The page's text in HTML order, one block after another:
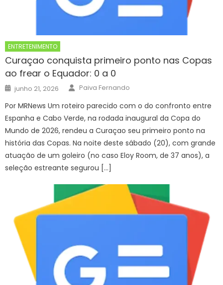
ENTRETENIMENTO
Curaçao conquista primeiro ponto nas Copas
ao frear o Equador: 0 a 0
Posted
on
junho 21, 2026 Author
Paiva Fernando
Por MRNews Um roteiro parecido com o do confronto entre
Espanha e Cabo Verde, na rodada inaugural da Copa do
Mundo de 2026, rendeu a Curaçao seu primeiro ponto na
história das Copas. Na noite deste sábado (20), com grande
atuação de um goleiro (no caso Eloy Room, de 37 anos), a
seleção estreante segurou […]